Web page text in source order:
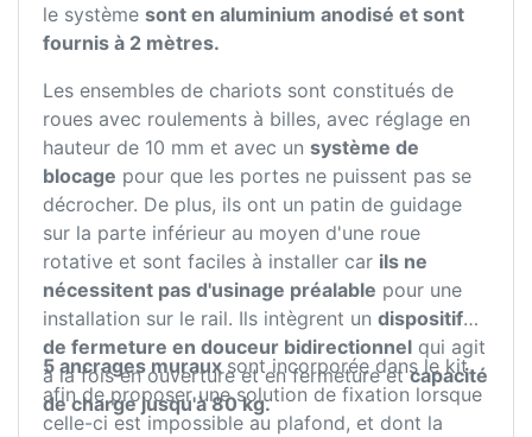
le système sont en aluminium anodisé et sont
fournis à 2 mètres.
Les ensembles de chariots sont constitués de
roues avec roulements à billes, avec réglage en
hauteur de 10 mm et avec un système de
blocage pour que les portes ne puissent pas se
décrocher. De plus, ils ont un patin de guidage
sur la parte inférieur au moyen d'une roue
rotative et sont faciles à installer car ils ne
nécessitent pas d'usinage préalable pour une
installation sur le rail. Ils intègrent un dispositif
de fermeture en douceur bidirectionnel qui agit
à la fois en ouverture et en fermeture etcapacité
de charge jusqu'à 80 kg.
5 ancrages murauxsont incorporée dans le kit
afin de proposer une solution de fixation lorsque
celle-ci est impossible au plafond, et dont la